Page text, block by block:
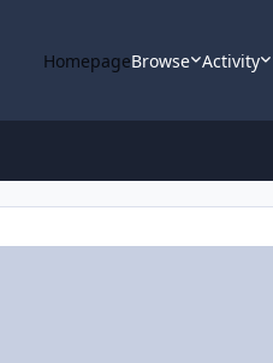
HomepageBrowse Activity